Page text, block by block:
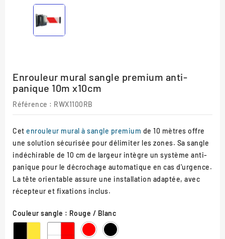
Enrouleur mural sangle premium anti-
panique 10m x10cm
Référence : RWX1100RB
Cet enrouleur mural à sangle premium de 10 mètres offre
une solution sécurisée pour délimiter les zones. Sa sangle
indéchirable de 10 cm de largeur intègre un système anti-
panique pour le décrochage automatique en cas d'urgence.
La tête orientable assure une installation adaptée, avec
récepteur et fixations inclus.
Couleur sangle : Rouge / Blanc
Noir
Jaune
Rouge
Blanc
RougeNoir